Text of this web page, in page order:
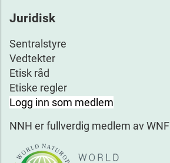
Juridisk
Sentralstyre
Vedtekter
Etisk råd
Etiske regler
Logg inn som medlem
NNH er fullverdig medlem av WNF